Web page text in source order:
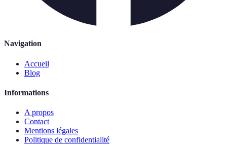
Navigation
Accueil
Blog
Informations
A propos
Contact
Mentions légales
Politique de confidentialité